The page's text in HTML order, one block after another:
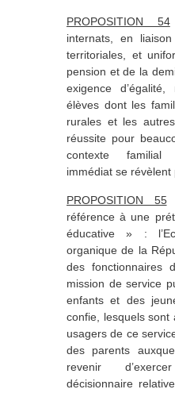
PROPOSITION 54
internats, en
territoriales, et
pension et de la
exigence
élèves dont les
rurales et les
réussite pour
contexte familial
immédiat se révèlent
PROPOSITION 55:
référence à une
éducative » :
organique de la
des fonctionnaires
mission de service
enfants et des
confie, lesquels
usagers de ce
des parents
revenir
décisionnaire